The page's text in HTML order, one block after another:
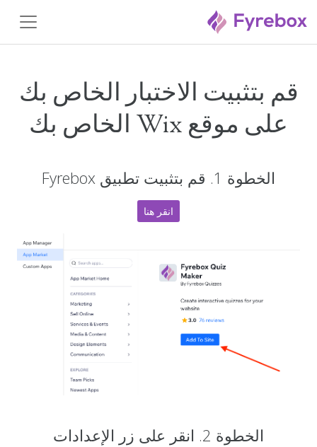
قم بتثبيت الاختبار الخاص بك
على موقع Wix الخاص بك
الخطوة 1. قم بتثبيت تطبيق Fyrebox
انقر هنا
الخطوة 2. انقر على زر الإعدادات